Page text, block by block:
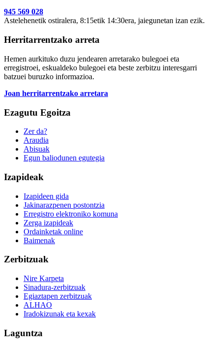
945 569 028
Astelehenetik ostiralera, 8:15etik 14:30era, jaiegunetan izan ezik.
Herritarrentzako arreta
Hemen aurkituko duzu jendearen arretarako bulegoei eta
erregistroei, eskualdeko bulegoei eta beste zerbitzu interesgarri
batzuei buruzko informazioa.
Joan herritarrentzako arretara
Ezagutu Egoitza
Zer da?
Araudia
Abisuak
Egun baliodunen egutegia
Izapideak
Izapideen gida
Jakinarazpenen postontzia
Erregistro elektroniko komuna
Zerga izapideak
Ordainketak online
Baimenak
Zerbitzuak
Nire Karpeta
Sinadura-zerbitzuak
Egiaztapen zerbitzuak
ALHAO
Iradokizunak eta kexak
Laguntza